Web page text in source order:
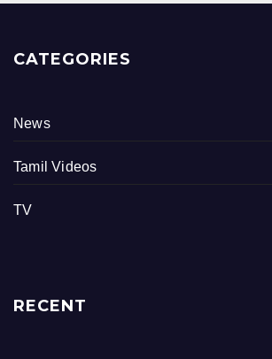
CATEGORIES
News
Tamil Videos
TV
RECENT